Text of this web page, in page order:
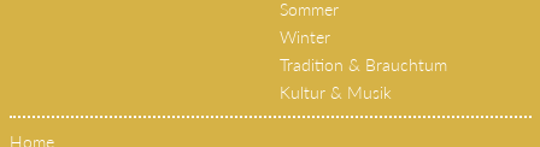
Naturschönheiten
Sommer
Winter
Tradition & Brauchtum
Kultur & Musik